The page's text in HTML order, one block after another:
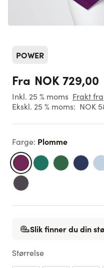
POWER
Fra NOK 729,00
Inkl. 25 % moms Frakt fra
Ekskl. 25 % moms: NOK
Farge: Plomme
Slik finner du din
Størrelse